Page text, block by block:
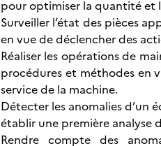
pour optimiser la quantité et
Surveiller l’état des pièces
en vue de déclencher des
Réaliser les opérations de
procédures et méthodes en
service de la machine.
Détecter les anomalies d’un
établir une première analyse
Rendre compte des